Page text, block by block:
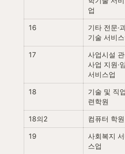
업
16
기타 전문·
기술 서비
17
사업시설 관
사업 지원·
서비스업
18
기술 및 직
련학원
18의2 컴퓨터 학원
19
사회복지
스업